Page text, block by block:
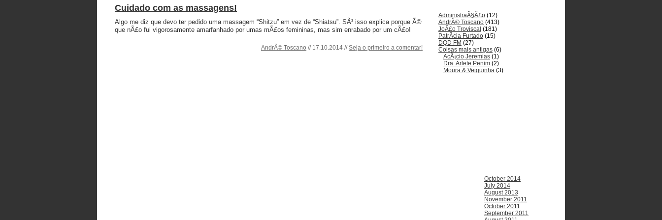
Cuidado com as massagens!
Algo me diz que devo ter pedido uma massagem “Shitzu” em vez de “Shiatsu”. SÃ³ isso explica porque Ã©
que nÃ£o fui vigorosamente amarfanhado por umas mÃ£os femininas, mas sim enrabado por um cÃ£o!
AndrÃ© Toscano // 17.10.2014 //Seja o primeiro a comentar!
AdministraÃ§Ã£o (12)
AndrÃ© Toscano (413)
JoÃ£o Troviscal (181)
PatrÃ­cia Furtado (15)
DQD FM (27)
Coisas mais antigas (6)
AcÃ¡cio Jeremias (1)
Dra. Arlete Penim (2)
Moura & Veiguinha (3)
October 2014
July 2014
August 2013
November 2011
October 2011
September 2011